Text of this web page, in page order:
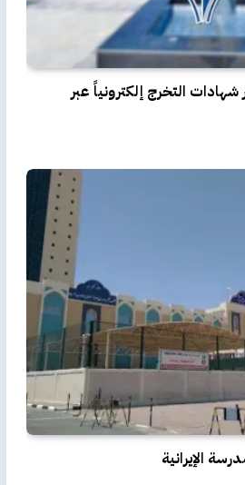
التخرج إلكترونياً عبر
الإيرانية